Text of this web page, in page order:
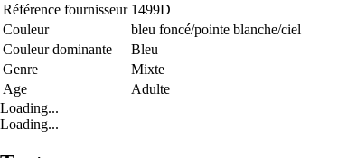
Référence fournisseur 1499D
Couleur
bleu foncé/pointe blanche/ciel
Couleur dominante
Bleu
Genre
Mixte
Age
Adulte
Loading...
Loading...